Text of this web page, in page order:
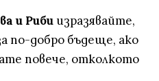
и Риби изразявайте,
по-добро бъдеще, ако
повече, отколкото